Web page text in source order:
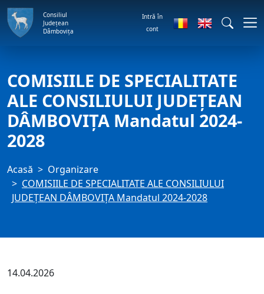
Consiliul
Județean
Dâmbovița
Intră în
cont
COMISIILE DE SPECIALITATE
ALE CONSILIULUI JUDEȚEAN
DÂMBOVIȚA Mandatul 2024-
2028
Acasă
Organizare
COMISIILE DE SPECIALITATE ALE CONSILIULUI
JUDEȚEAN DÂMBOVIȚA Mandatul 2024-2028
14.04.2026